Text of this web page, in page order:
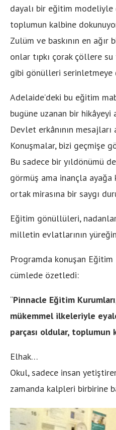
dayalı bir eğitim
toplumun kalbine
Zulüm ve baskının en
onlar tıpkı çorak çöllere
gibi gönülleri serinletmeye
Adelaide’deki bu eğitim
bugüne uzanan bir hikâyeyi
Devlet erkânının
Konuşmalar, bizi geçmişe
Bu sadece bir yıldönümü
görmüş ama inançla ayağa
ortak mirasına bir saygı
Eğitim gönüllüleri,
milletin evlatlarının
Programda konuşan Eğitim
cümlede özetledi:
“Pinnacle Eğitim
mükemmel ilkeleriyle
parçası oldular,
Elhak…
Okul, sadece insan
zamanda kalpleri birbirine